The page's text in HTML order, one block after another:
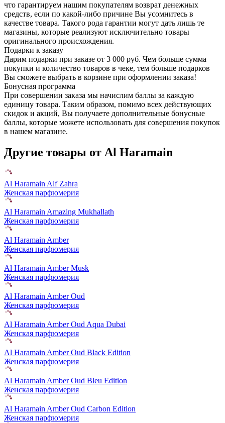
что гарантируем нашим покупателям возврат денежных
средств, если по какой-либо причине Вы усомнитесь в
качестве товара. Такого рода гарантии могут дать лишь те
магазины, которые реализуют исключительно товары
оригинального происхождения.
Подарки к заказу
Дарим подарки при заказе от 3 000 руб. Чем больше сумма
покупки и количество товаров в чеке, тем больше подарков
Вы сможете выбрать в корзине при оформлении заказа!
Бонусная программа
При совершении заказа мы начислим баллы за каждую
единицу товара. Таким образом, помимо всех действующих
скидок и акций, Вы получаете дополнительные бонусные
баллы, которые можете использовать для совершения покупок
в нашем магазине.
Другие товары от Al Haramain
Al Haramain Alf Zahra
Женская парфюмерия
Al Haramain Amazing Mukhallath
Женская парфюмерия
Al Haramain Amber
Женская парфюмерия
Al Haramain Amber Musk
Женская парфюмерия
Al Haramain Amber Oud
Женская парфюмерия
Al Haramain Amber Oud Aqua Dubai
Женская парфюмерия
Al Haramain Amber Oud Black Edition
Женская парфюмерия
Al Haramain Amber Oud Bleu Edition
Женская парфюмерия
Al Haramain Amber Oud Carbon Edition
Женская парфюмерия